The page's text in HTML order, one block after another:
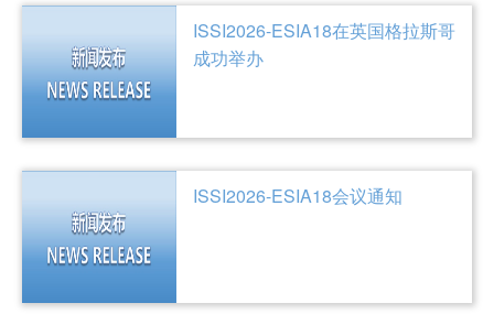
ISSI2026-ESIA18在英国格拉斯哥
成功举办
ISSI2026-ESIA18会议通知